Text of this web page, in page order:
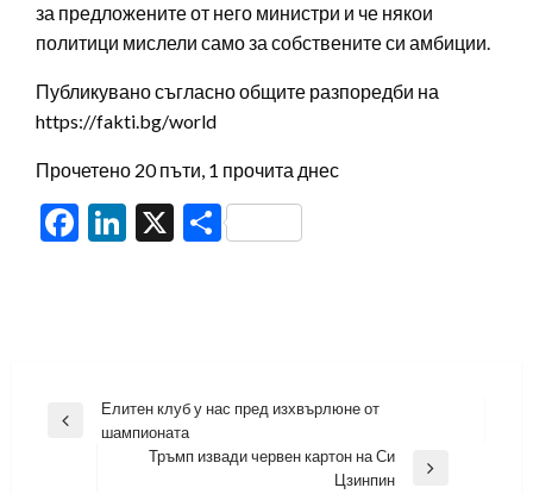
за предложените от него министри и че някои
политици мислели само за собствените си амбиции.
Публикувано съгласно общите разпоредби на
https://fakti.bg/world
Прочетено 20 пъти, 1 прочита днес
Facebook
LinkedIn
X Share
Навигация
Previous
Елитен клуб у нас пред изхвърлюне от
шампионата
Тръмп извади червен картон на Си
Цзинпин